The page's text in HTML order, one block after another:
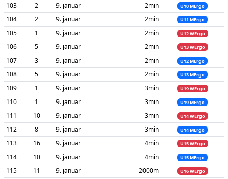
103 2 9. januar 2min U10 MErgo
104 2 9. januar 2min U11 MErgo
105 1 9. januar 2min U12 WErgo
106 5 9. januar 2min U13 WErgo
107 3 9. januar 2min U12 MErgo
108 5 9. januar 2min U13 MErgo
109 1 9. januar 3min U19 WErgo
110 1 9. januar 3min U19 MErgo
111 10 9. januar 3min U14 WErgo
112 8 9. januar 3min U14 MErgo
113 16 9. januar 4min U15 WErgo
114 10 9. januar 4min U15 MErgo
115 11 9. januar 2000m U16 WErgo